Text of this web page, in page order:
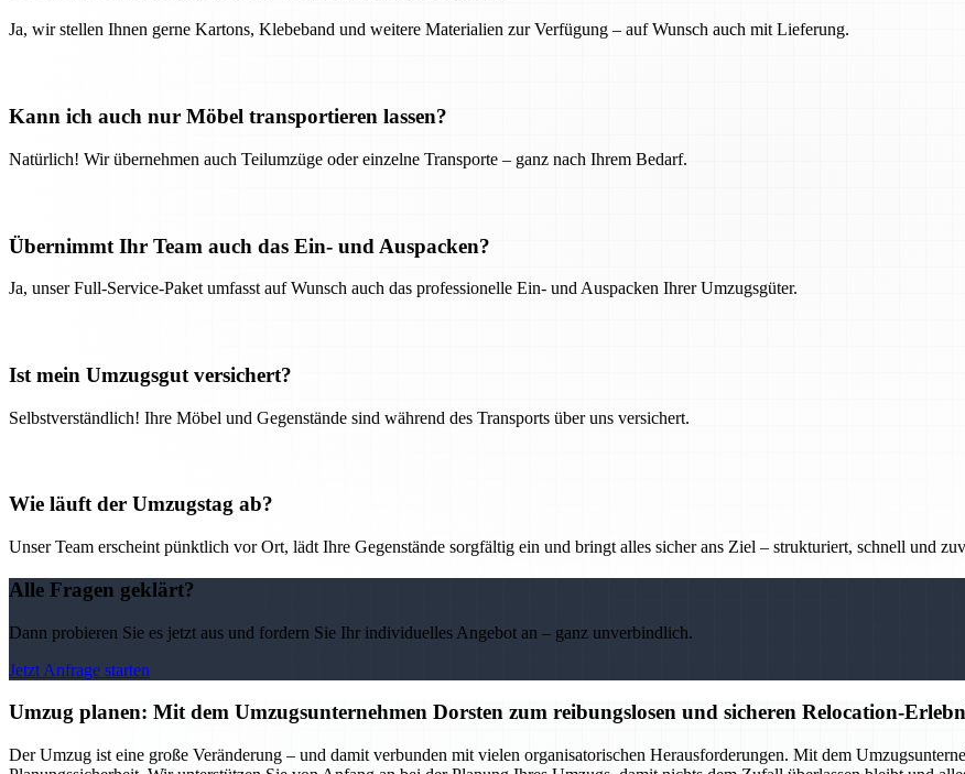
Ja, wir stellen Ihnen gerne Kartons, Klebeband und weitere Materialien zur Verfügung – auf Wunsch auch mit Lieferung.
Kann ich auch nur Möbel transportieren lassen?
Natürlich! Wir übernehmen auch Teilumzüge oder einzelne Transporte – ganz nach Ihrem Bedarf.
Übernimmt Ihr Team auch das Ein- und Auspacken?
Ja, unser Full-Service-Paket umfasst auf Wunsch auch das professionelle Ein- und Auspacken Ihrer Umzugsgüter.
Ist mein Umzugsgut versichert?
Selbstverständlich! Ihre Möbel und Gegenstände sind während des Transports über uns versichert.
Wie läuft der Umzugstag ab?
Unser Team erscheint pünktlich vor Ort, lädt Ihre Gegenstände sorgfältig ein und bringt alles sicher ans Ziel – strukturiert, schnell und
Alle Fragen geklärt?
Dann probieren Sie es jetzt aus und fordern Sie Ihr individuelles Angebot an – ganz unverbindlich.
Jetzt Anfrage starten
Umzug planen: Mit dem Umzugsunternehmen Dorsten zum reibungslosen und sicheren Relocation-
Der Umzug ist eine große Veränderung – und damit verbunden mit vielen organisatorischen Herausforderungen. Mit dem